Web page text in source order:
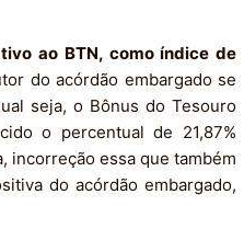
ao BTN, como índice de
do acórdão embargado se
seja, o Bônus do Tesouro
o percentual de 21,87%
incorreção essa que também
do acórdão embargado,